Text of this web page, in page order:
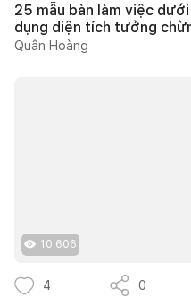
25 mẫu bàn làm việc
dụng diện tích tưởng
Quân Hoàng
10.606
4 0